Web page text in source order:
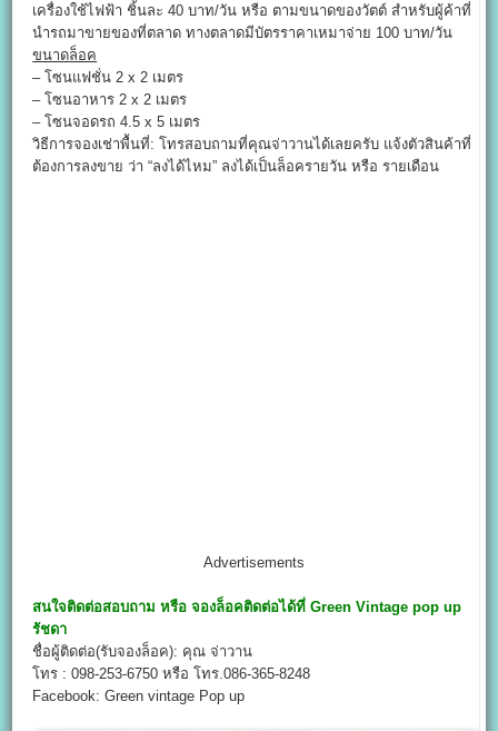
เครื่องใช้ไฟฟ้า ชิ้นละ 40 บาท/วัน หรือ ตามขนาดของวัตต์ สำหรับผู้ค้าที่
นำรถมาขายของที่ตลาด ทางตลาดมีบัตรราคาเหมาจ่าย 100 บาท/วัน
ขนาดล็อค
– โซนแฟชั่น 2 x 2 เมตร
– โซนอาหาร 2 x 2 เมตร
– โซนจอดรถ 4.5 x 5 เมตร
วิธีการจองเช่าพื้นที่: โทรสอบถามที่คุณจ่าวานได้เลยครับ แจ้งตัวสินค้าที่
ต้องการลงขาย ว่า “ลงได้ไหม” ลงได้เป็นล็อครายวัน หรือ รายเดือน
Advertisements
สนใจติดต่อสอบถาม หรือ จองล็อคติดต่อได้ที่ Green Vintage pop up
รัชดา
ชื่อผู้ติดต่อ(รับจองล็อค): คุณ จ่าวาน
โทร : 098-253-6750 หรือ โทร.086-365-8248
Facebook: Green vintage Pop up